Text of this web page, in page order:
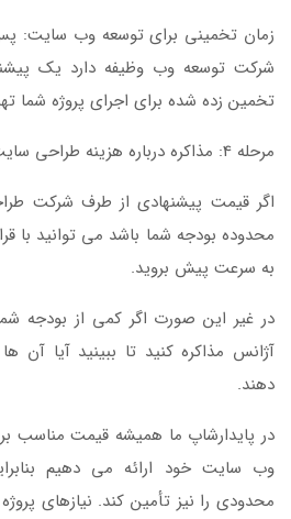
زمان تخمینی برای توسعه وب سایت:
شرکت توسعه وب وظیفه دارد یک
تخمین زده شده برای اجرای پروژه شما
مرحله 4: مذاکره درباره هزینه طراحی سایت فروش لوازم آرایشی
اگر قیمت پیشنهادی از طرف شرکت
محدوده بودجه شما باشد می توانید با
به سرعت پیش بروید.
در غیر این صورت اگر کمی از بودجه
آژانس مذاکره کنید تا ببینید آیا آن
دهند.
در پایدارشاپ ما همیشه قیمت مناسب
وب سایت خود ارائه می دهیم
محدودی را نیز تأمین کند. نیازهای